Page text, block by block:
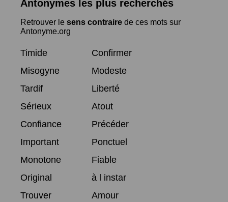
Antonymes les plus recherchés
Retrouver le sens contraire de ces mots sur
Antonyme.org
Timide
Confirmer
Misogyne
Modeste
Tardif
Liberté
Sérieux
Atout
Confiance
Précéder
Important
Ponctuel
Monotone
Fiable
Original
à l instar
Trouver
Amour